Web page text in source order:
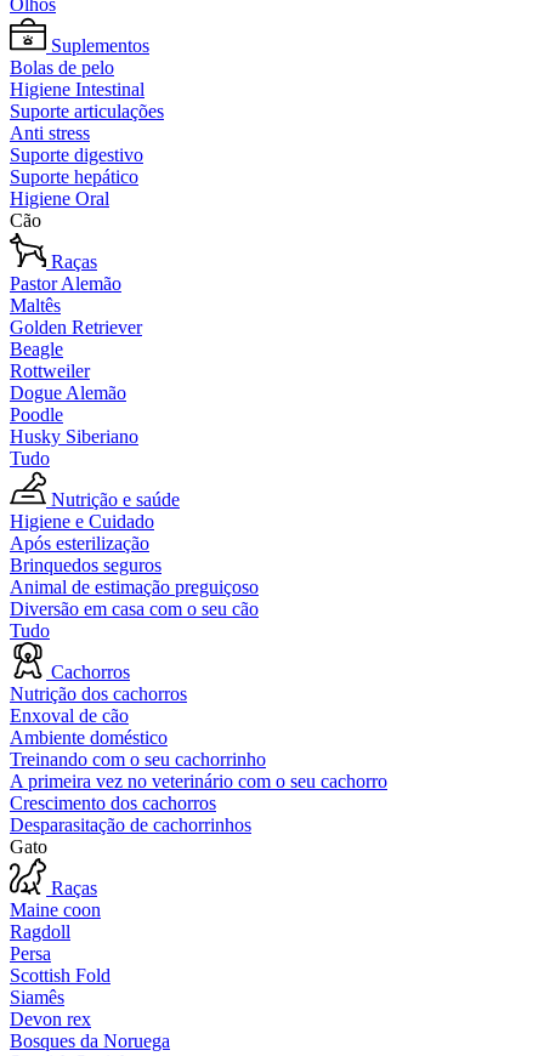
Olhos
Suplementos
Bolas de pelo
Higiene Intestinal
Suporte articulações
Anti stress
Suporte digestivo
Suporte hepático
Higiene Oral
Cão
Raças
Pastor Alemão
Maltês
Golden Retriever
Beagle
Rottweiler
Dogue Alemão
Poodle
Husky Siberiano
Tudo
Nutrição e saúde
Higiene e Cuidado
Após esterilização
Brinquedos seguros
Animal de estimação preguiçoso
Diversão em casa com o seu cão
Tudo
Cachorros
Nutrição dos cachorros
Enxoval de cão
Ambiente doméstico
Treinando com o seu cachorrinho
A primeira vez no veterinário com o seu cachorro
Crescimento dos cachorros
Desparasitação de cachorrinhos
Gato
Raças
Maine coon
Ragdoll
Persa
Scottish Fold
Siamês
Devon rex
Bosques da Noruega